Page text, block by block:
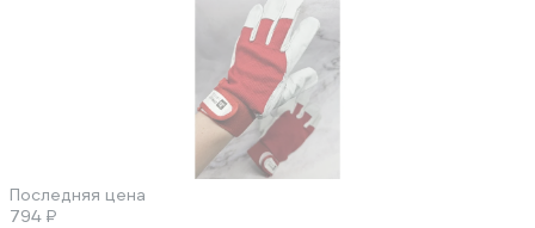
Последняя цена
794 ₽